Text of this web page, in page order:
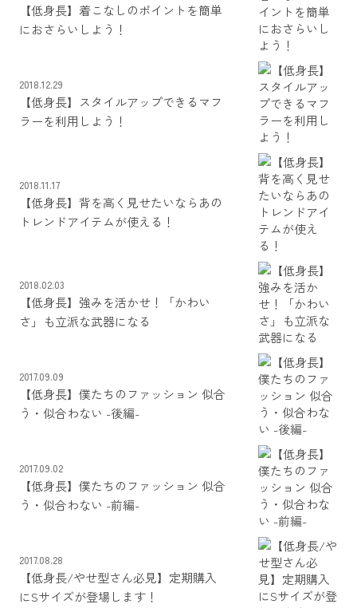
【低身長】着こなしのポイントを簡単
におさらいしよう！
2018.12.29
【低身長】スタイルアップできるマフ
ラーを利用しよう！
2018.11.17
【低身長】背を高く見せたいならあの
トレンドアイテムが使える！
2018.02.03
【低身長】強みを活かせ！「かわい
さ」も立派な武器になる
2017.09.09
【低身長】僕たちのファッション 似合
う・似合わない -後編-
2017.09.02
【低身長】僕たちのファッション 似合
う・似合わない -前編-
2017.08.28
【低身長/やせ型さん必見】定期購入
にSサイズが登場します！